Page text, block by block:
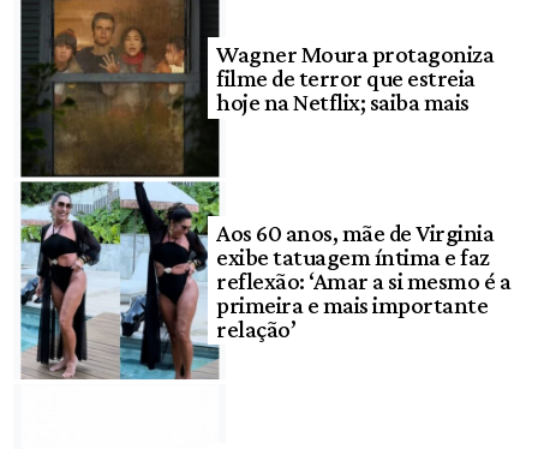
Wagner Moura protagoniza
filme de terror que estreia
hoje na Netflix; saiba mais
Aos 60 anos, mãe de Virginia
exibe tatuagem íntima e faz
reflexão: ‘Amar a si mesmo é a
primeira e mais importante
relação’